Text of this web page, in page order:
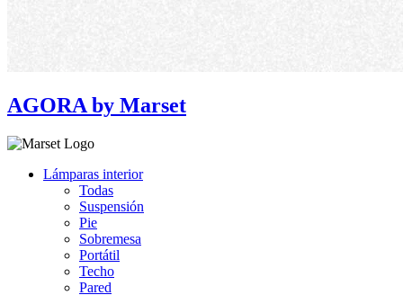
AGORA by Marset
Lámparas interior
Todas
Suspensión
Pie
Sobremesa
Portátil
Techo
Pared